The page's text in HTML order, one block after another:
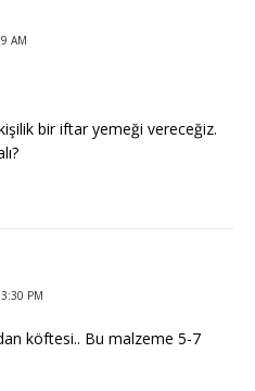
AM
bir iftar yemeği vereceğiz.
PM
köftesi.. Bu malzeme 5-7